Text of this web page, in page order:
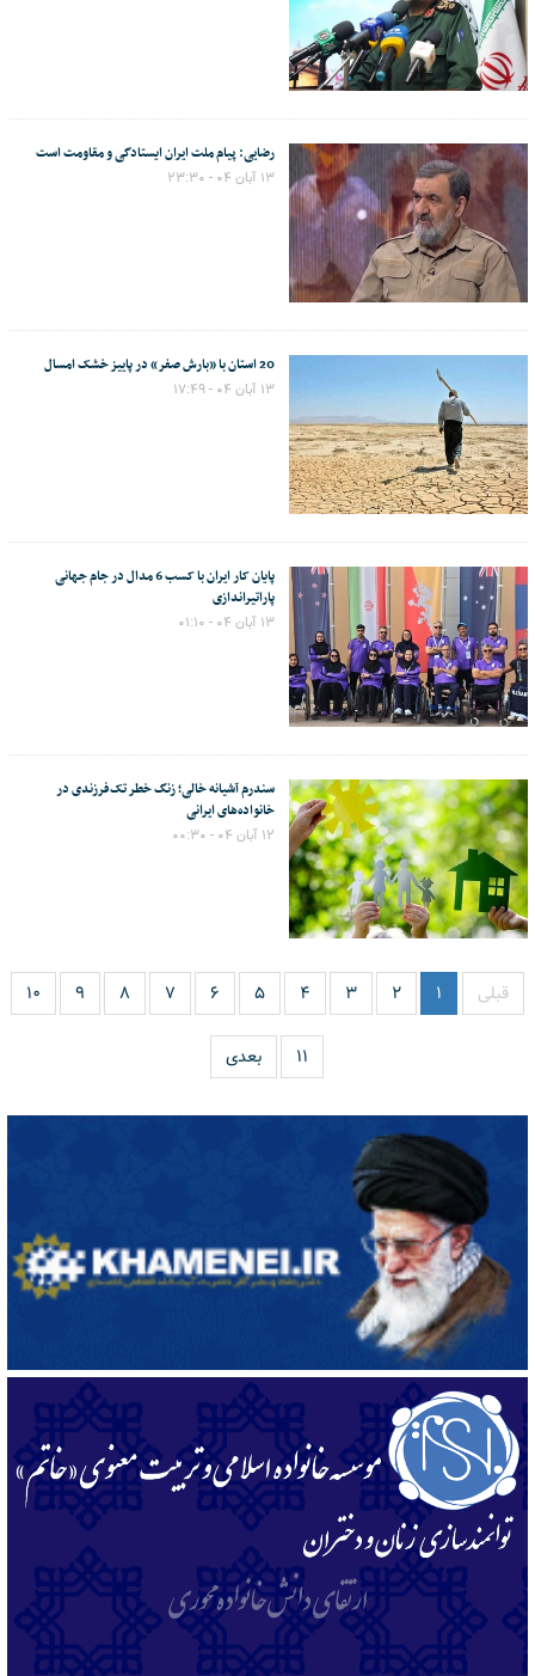
رضایی: پیام ملت ایران ایستادگی و مقاومت است
۱۳ آبان ۰۴ - ۲۳:۳۰
20 استان با «بارش صفر» در پاییز خشک امسال
۱۳ آبان ۰۴ - ۱۷:۴۹
پایان کار ایران با کسب 6 مدال در جام جهانی
پاراتیراندازی
۱۳ آبان ۰۴ - ۰۱:۱۰
سندرم آشیانه خالی؛ زنگ خطر تک‌فرزندی در
خانواده‌های ایرانی
۱۲ آبان ۰۴ - ۰۰:۳۰
قبلی ۱ ۲ ۳ ۴ ۵ ۶ ۷ ۸ ۹ ۱۰
۱۱ بعدی